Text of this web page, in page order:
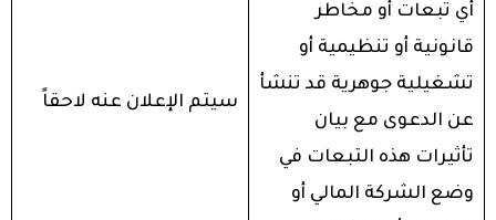
أي تبعات أو مخاطر
قانونية أو تنظيمية أو
تشغيلية جوهرية قد تنشأ
عن الدعوى مع بيان
تأثيرات هذه التبعات في
وضع الشركة المالي أو
سيتم الإعلان عنه لاحقاً